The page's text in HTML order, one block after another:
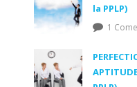
la PPLP)
1